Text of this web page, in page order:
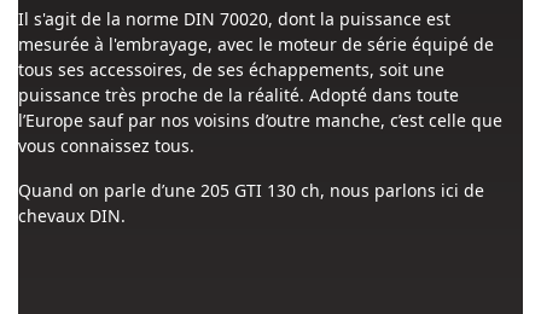
Il s'agit de la norme DIN 70020, dont la puissance est
mesurée à l'embrayage, avec le moteur de série équipé de
tous ses accessoires, de ses échappements, soit une
puissance très proche de la réalité. Adopté dans toute
l’Europe sauf par nos voisins d’outre manche, c’est celle que
vous connaissez tous.
Quand on parle d’une 205 GTI 130 ch, nous parlons ici de
chevaux DIN.